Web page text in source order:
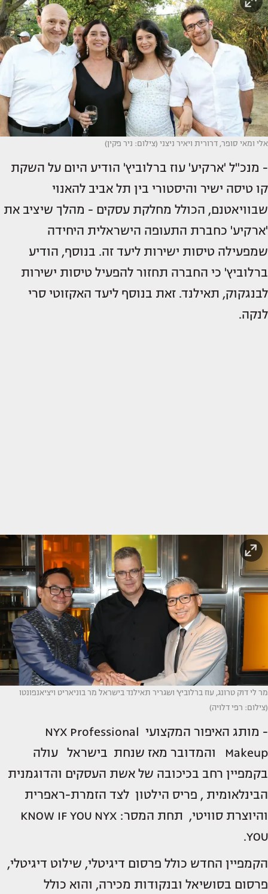
אלי ומאי סופר, דרורית ויאיר ניצני (צילום: ניר פקין)
- מנכ"ל 'ארקיע' עוז ברלוביץ' הודיע היום על השקת
קו טיסה ישיר והיסטורי בין תל אביב להאנוי
שבוויאטנם, הכולל מחלקת עסקים - מהלך שיציב את
'ארקיע' כחברת התעופה הישראלית היחידה
שמפעילה טיסות ישירות ליעד זה. בנוסף, הודיע
ברלוביץ' כי החברה תחזור להפעיל טיסות ישירות
לבנגקוק, תאילנד. זאת בנוסף ליעד האקזוטי סרי
לנקה.
מר לי דוק טרונג, עוז ברלוביץ' ושגריר תאילנד בישראל מר בוניאריט ויציאנפונטו
(צילום: רפי דלויה)
- מותג האיפור המקצועי NYX Professional
Makeup והמדובר מאז שנחת בישראל עולה
בקמפיין רחב בכיכובה של אשת העסקים והדוגמנית
הבינלאומית , פריס הילטון לצד הזמרת-ראפרית
והיוצרת סוויטי, תחת המסר: KNOW IF YOU NYX
YOU.
הקמפיין החדש כולל פרסום דיגיטלי, שילוט דיגיטלי,
פרסום בסושיאל ובנקודות מכירה, והוא כולל